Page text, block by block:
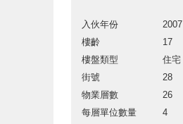
入伙年份
2007
樓齡
17
樓盤類型
住宅
街號
28
物業層數
26
每層單位數量
4